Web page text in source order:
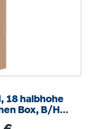
18 halbhohe
Box, B/H/T